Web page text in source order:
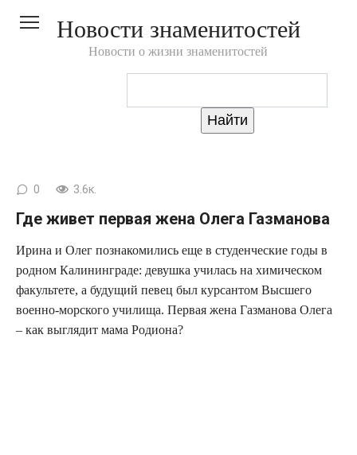
Новости знаменитостей
Новости о жизни знаменитостей
0 3.6к.
Где живет первая жена Олега Газманова
Ири­на и Олег позна­ко­ми­лись еще в сту­ден­че­ские годы в
род­ном Кали­нин­гра­де: девуш­ка учи­лась на хими­че­ском
факуль­те­те, а буду­щий певец был кур­сан­том Выс­ше­го
воен­но-мор­ско­го учи­ли­ща. Пер­вая жена Газ­ма­но­ва Оле­га
– как выгля­дит мама Родиона?